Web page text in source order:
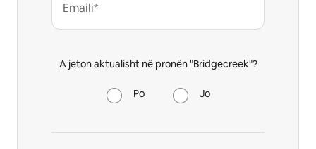
Emaili*
A jeton aktualisht në pronën "Bridgecreek"?
Po Jo